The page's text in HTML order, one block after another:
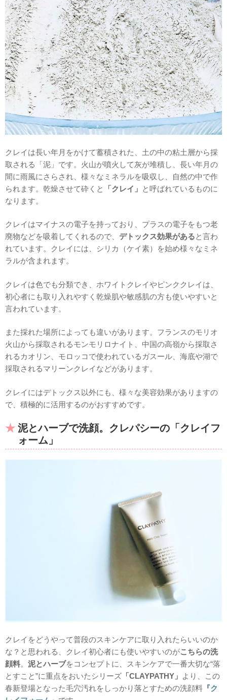
クレイは長い年月をかけて蓄積された、土の中の粘土層から採
取される「泥」です。火山が噴火して灰が堆積し、長い年月の
間に雨風にさらされ、様々なミネラルを吸収し、自然の中で作
られます。乾燥させて砕くと
「クレイ」 と呼ばれているものに
なります。
クレイはマイナスの電子を持っており、プラスの電子をもつ老
廃物などを吸着してくれるので、 デトックス効果があると言わ
れています。クレイには、シリカ（ケイ素）を始め様々なミネ
ラルが含まれます。
クレイは色でも分類でき、ホワイトクレイやピンククレイは、
初心者にも取り入れやすく乾燥肌や敏感肌の方も使いやすいと
言われています。
また採れた場所によっても違いがあります。フランスのモリオ
火山から採取されるモンモリロナイト、中国の高嶺から採取さ
れるカオリン、モロッコで使われているガスール、海底や湖で
採取されるマリーンクレイなどがあります。
クレイにはデトックス以外にも、様々な美容効果がありますの
で、積極的に活用するのがおすすめです。
泥とハーブで洗顔。クレパシーの「クレイフ
ォーム」
クレイをどうやって普段のスキンケアに取り入れたらいいのか
な？と思われる、クレイ初心者にも使いやすいのがこちらの洗
顔料。 泥とハーブをコンセプトに、スキンケアで一番大切な“落
とすこと”に重点をおいたシリーズ 「CLAYPATHY」 より、この
春新登場となった毛穴汚れをしっかり落とすための洗顔料 『ク